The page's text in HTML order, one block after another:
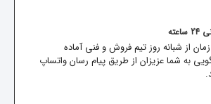
از شبانه روز تیم فروش و فنی آماده
به شما عزیزان از طریق پیام رسان واتساپ